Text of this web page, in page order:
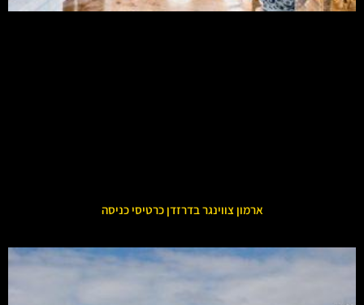
ארמון צווינגר בדרזדן כרטיסי כניסה